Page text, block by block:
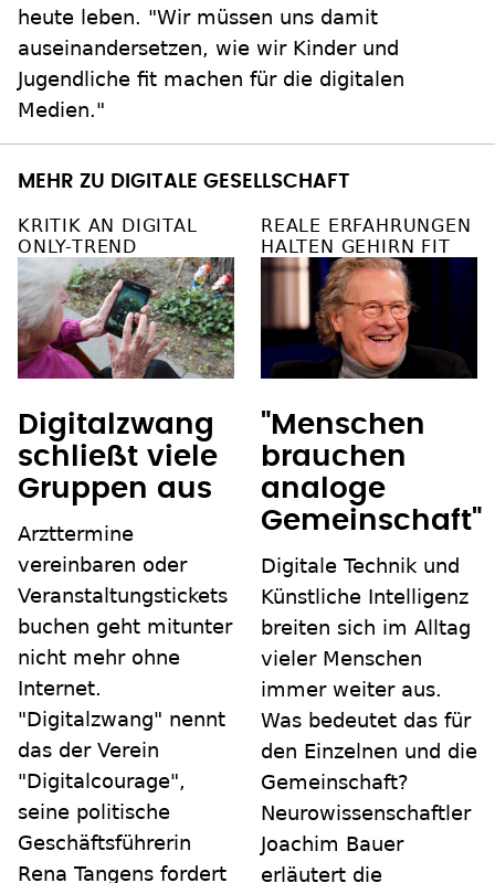
heute leben. "Wir müssen uns damit
auseinandersetzen, wie wir Kinder und
Jugendliche fit machen für die digitalen
Medien."
MEHR ZU DIGITALE GESELLSCHAFT
KRITIK AN DIGITAL
ONLY-TREND
Digitalzwang
schließt viele
Gruppen aus
Arzttermine
vereinbaren oder
Veranstaltungstickets
buchen geht mitunter
nicht mehr ohne
Internet.
"Digitalzwang" nennt
das der Verein
"Digitalcourage",
seine politische
Geschäftsführerin
Rena Tangens fordert
REALE ERFAHRUNGEN
HALTEN GEHIRN FIT
"Menschen
brauchen
analoge
Gemeinschaft"
Digitale Technik und
Künstliche Intelligenz
breiten sich im Alltag
vieler Menschen
immer weiter aus.
Was bedeutet das für
den Einzelnen und die
Gemeinschaft?
Neurowissenschaftler
Joachim Bauer
erläutert die